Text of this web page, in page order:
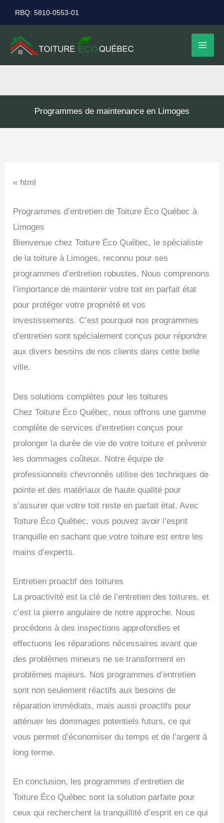
au
contenu
RBQ: 5810-0553-01
Programmes de maintenance en Limoges
« html
Programmes d’entretien de Toiture Éco Québec à
Limoges
Bienvenue chez Toiture Éco Québec, le spécialiste
de la toiture à Limoges, reconnu pour ses
programmes d’entretien robustes. Nous comprenons
l’importance de maintenir votre toit en parfait état
pour protéger votre propriété et vos
investissements. C’est pourquoi nos programmes
d’entretien sont spécialement conçus pour répondre
aux divers besoins de nos clients dans cette belle
ville.
Des solutions complètes pour les toitures
Chez Toiture Éco Québec, nous offrons une gamme
complète de services d’entretien conçus pour
prolonger la durée de vie de votre toiture et prévenir
les dommages coûteux. Notre équipe de
professionnels chevronnés utilise des techniques de
pointe et des matériaux de haute qualité pour
s’assurer que votre toit reste en parfait état. Avec
Toiture Éco Québec, vous pouvez avoir l’esprit
tranquille en sachant que votre toiture est entre les
mains d’experts.
Entretien proactif des toitures
La proactivité est la clé de l’entretien des toitures, et
c’est la pierre angulaire de notre approche. Nous
procédons à des inspections approfondies et
effectuons les réparations nécessaires avant que
des problèmes mineurs ne se transforment en
problèmes majeurs. Nos programmes d’entretien
sont non seulement réactifs aux besoins de
réparation immédiats, mais aussi proactifs pour
atténuer les dommages potentiels futurs, ce qui
vous permet d’économiser du temps et de l’argent à
long terme.
En conclusion, les programmes d’entretien de
Toiture Éco Québec sont la solution parfaite pour
ceux qui recherchent la tranquillité d’esprit en ce qui